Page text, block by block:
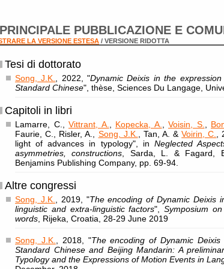
PRINCIPALE PUBBLICAZIONE E
LA VERSIONE ESTESA / VERSIONE RIDOTTA
Tesi di dottorato
Song, J.K. , 2022, "Dynamic Deixis in the
Standard Chinese", thèse, Sciences Du Langage,
Capitoli in libri
Lamarre, C., Vittrant, A. Kopecka, A. Voisin, S.
Faurie, C., Risler, A., Song, J.K. , Tan, A. &Voirin, C.
light of advances in typology", in Neglected
asymmetries, constructions , Sarda, L. & Fagard,
Benjamins Publishing Company, pp. 69-94.
Altre congressi
Song, J.K. , 2019, "The encoding of Dynamic Deixis
linguistic and extra-linguistic factors", Symposium
words , Rijeka, Croatia, 28-29 June 2019
Song, J.K. , 2018, "The encoding of Dynamic
Standard Chinese and Beijing Mandarin: A
Typology and the Expressions of Motion Events in